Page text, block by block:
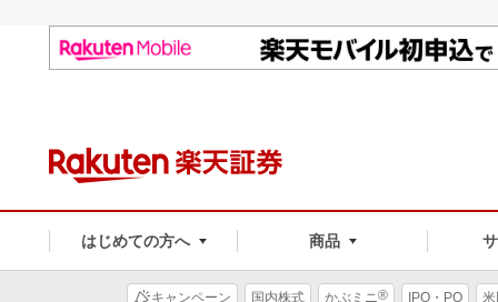
はじめての方へ 商品
キャンペーン 国内株式 かぶミニ® IPO・PO